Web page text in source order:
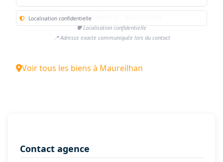
Localisation confidentielleSecteur général - Maureilhan
🛡️ Localisation confidentielle
📍 Adresse exacte communiquée lors du contact
Voir tous les biens à Maureilhan
Contact agence